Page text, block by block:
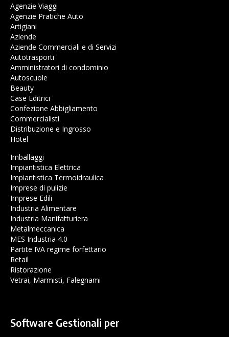
Agenzie Viaggi
Agenzie Pratiche Auto
Artigiani
Aziende
Aziende Commerciali e di Servizi
Autotrasporti
Amministratori di condominio
Autoscuole
Beauty
Case Editrici
Confezione Abbigliamento
Commercialisti
Distribuzione e Ingrosso
Hotel
Imballaggi
Impiantistica Elettrica
Impiantistica Termoidraulica
Imprese di pulizie
Imprese Edili
Industria Alimentare
Industria Manifatturiera
Metalmeccanica
MES Industria 4.0
Partite IVA regime forfettario
Retail
Ristorazione
Vetrai, Marmisti, Falegnami
Software Gestionali per